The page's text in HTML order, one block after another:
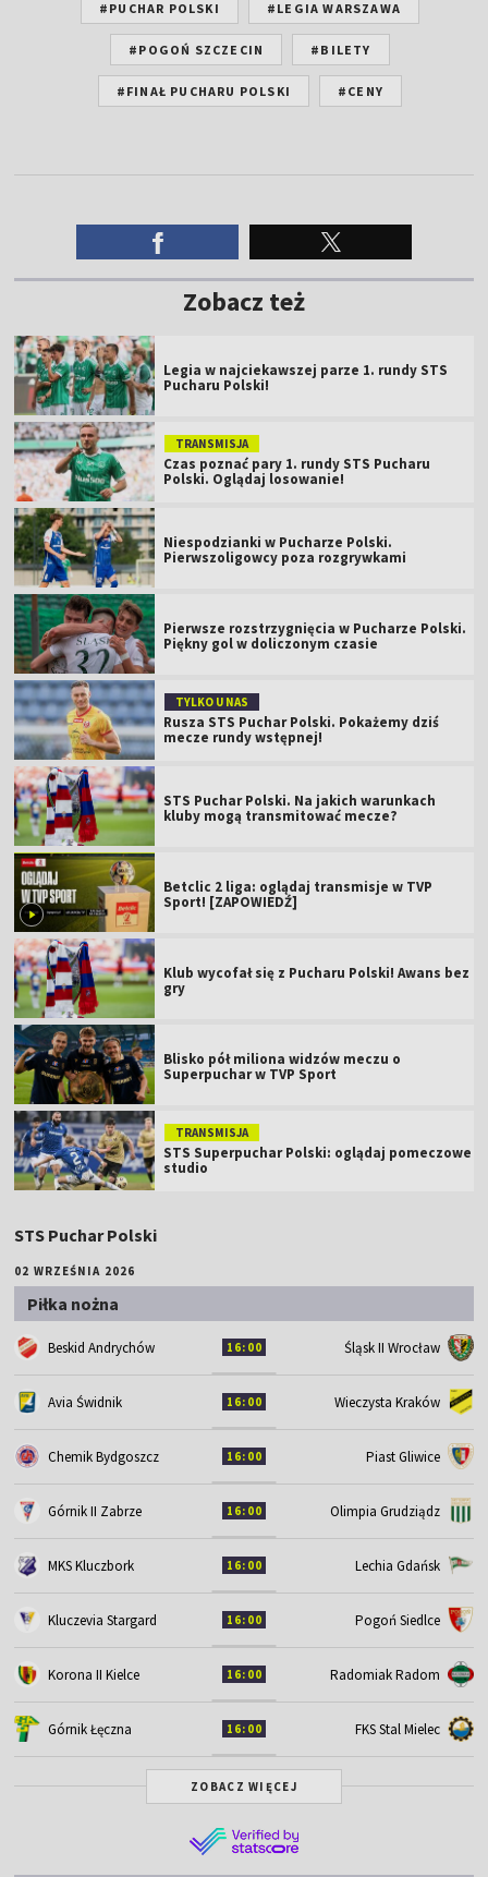
#PUCHAR POLSKI #LEGIA WARSZAWA
#POGOŃ SZCZECIN #BILETY
#FINAŁ PUCHARU POLSKI #CENY
Zobacz też
Legia w najciekawszej parze 1. rundy STS
Pucharu Polski!
TRANSMISJA
Czas poznać pary 1. rundy STS Pucharu
Polski. Oglądaj losowanie!
Niespodzianki w Pucharze Polski.
Pierwszoligowcy poza rozgrywkami
Pierwsze rozstrzygnięcia w Pucharze Polski.
Piękny gol w doliczonym czasie
TYLKO U NAS
Rusza STS Puchar Polski. Pokażemy dziś
mecze rundy wstępnej!
STS Puchar Polski. Na jakich warunkach
kluby mogą transmitować mecze?
Betclic 2 liga: oglądaj transmisje w TVP
Sport! [ZAPOWIEDŹ]
Klub wycofał się z Pucharu Polski! Awans bez
gry
Blisko pół miliona widzów meczu o
Superpuchar w TVP Sport
TRANSMISJA
STS Superpuchar Polski: oglądaj pomeczowe
studio
STS Puchar Polski
02 WRZEŚNIA 2026
Piłka nożna
Beskid Andrychów 16:00 Śląsk II Wrocław
Avia Świdnik 16:00 Wieczysta Kraków
Chemik Bydgoszcz 16:00 Piast Gliwice
Górnik II Zabrze 16:00 Olimpia Grudziądz
MKS Kluczbork 16:00 Lechia Gdańsk
Kluczevia Stargard 16:00 Pogoń Siedlce
Korona II Kielce 16:00 Radomiak Radom
Górnik Łęczna 16:00 FKS Stal Mielec
ZOBACZ WIĘCEJ